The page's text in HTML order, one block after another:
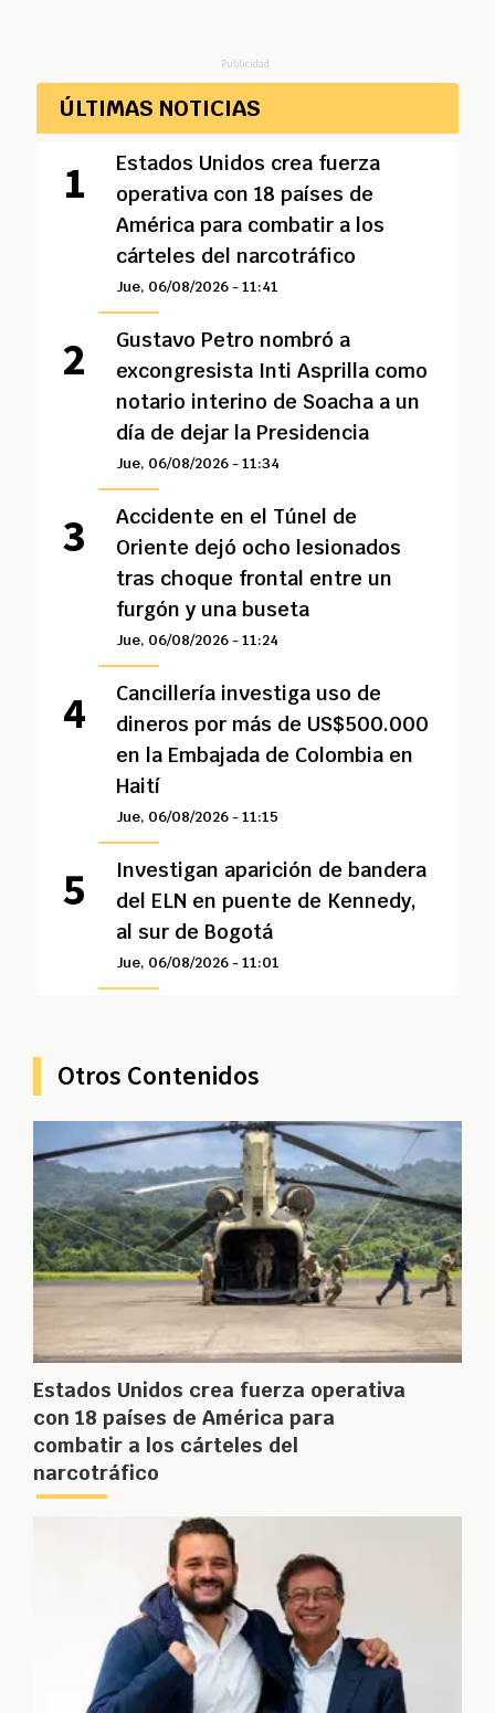
Publicidad
ÚLTIMAS NOTICIAS
Estados Unidos crea fuerza
operativa con 18 países de
América para combatir a los
cárteles del narcotráfico
Jue, 06/08/2026 - 11:41
Gustavo Petro nombró a
excongresista Inti Asprilla como
notario interino de Soacha a un
día de dejar la Presidencia
Jue, 06/08/2026 - 11:34
Accidente en el Túnel de
Oriente dejó ocho lesionados
tras choque frontal entre un
furgón y una buseta
Jue, 06/08/2026 - 11:24
Cancillería investiga uso de
dineros por más de US$500.000
en la Embajada de Colombia en
Haití
Jue, 06/08/2026 - 11:15
Investigan aparición de bandera
del ELN en puente de Kennedy,
al sur de Bogotá
Jue, 06/08/2026 - 11:01
Otros Contenidos
Estados Unidos crea fuerza operativa
con 18 países de América para
combatir a los cárteles del
narcotráfico